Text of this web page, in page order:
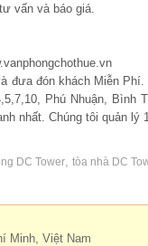
vấn và báo giá.
đưa đón khách Miễn
Phú Nhuận, Bình
nhất. Chúng tôi quản lý
DC Tower tòa nhà DC
Minh, Việt Nam